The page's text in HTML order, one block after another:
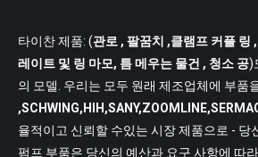
타이찬 제품: (관로 , 팔꿈치 ,클램프 커플 링
레이트 및 링 마모, 틈 메우는 물건 , 청소 공)
의 모델. 우리는 모두 원래 제조업체에 부품
율적이고 신뢰할 수있는 시장 제품으로 - 당
펌프 부품은 당신의 예산과 요구 사항에 따